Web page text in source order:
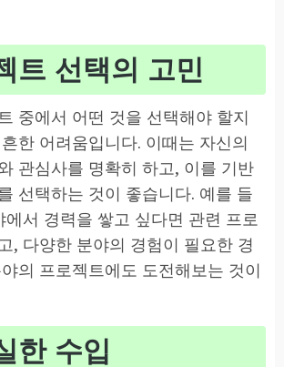
트 선택의 고민
중에서 어떤 것을 선택해야 할지
한 어려움입니다. 이때는 자신의
관심사를 명확히 하고, 이를 기반
선택하는 것이 좋습니다. 예를 들
에서 경력을 쌓고 싶다면 관련 프로
, 다양한 분야의 경험이 필요한 경
의 프로젝트에도 도전해보는 것이
한 수입